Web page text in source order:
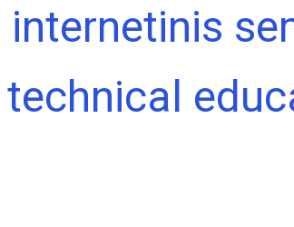
internetinis